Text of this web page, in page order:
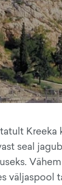
Kreeka
seal
väljaspool